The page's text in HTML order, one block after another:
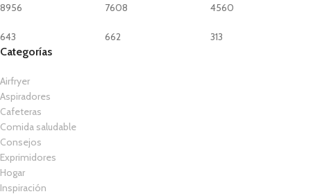
8956
643
7608
662
4560
313
Categorías
Airfryer
Aspiradores
Cafeteras
Comida saludable
Consejos
Exprimidores
Hogar
Inspiración